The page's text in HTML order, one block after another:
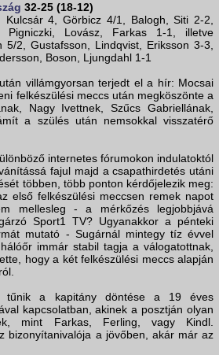
32-25 (18-12)
4, Görbicz 4/1, Balogh, Siti 2-2,
Pigniczki, Lovász, Farkas 1-1, illetve
5/2, Gustafsson, Lindqvist, Eriksson 3-3,
Boson, Ljungdahl 1-1
villámgyorsan terjedt el a hír: Mocsai
felkészülési meccs után megköszönte a
Nagy Ivettnek, Szűcs Gabriellának,
a szülés után nemsokkal visszatérő
internetes fórumokon indulatoktól
fajul majd a csapathirdetés utáni
többen, több ponton kérdőjelezik meg:
első felkészülési meccsen remek napot
mellesleg - a mérkőzés legjobbjává
Sport1 TV? Ugyanakkor a pénteki
mutató - Sugárnál mintegy tíz évvel
immár stabil tagja a válogatottnak,
hogy a két felkészülési meccs alapján
tűnik a kapitány döntése a 19 éves
kapcsolatban, akinek a posztján olyan
mint Farkas, Ferling, vagy Kindl.
bizonyítanivalója a jövőben, akár már az